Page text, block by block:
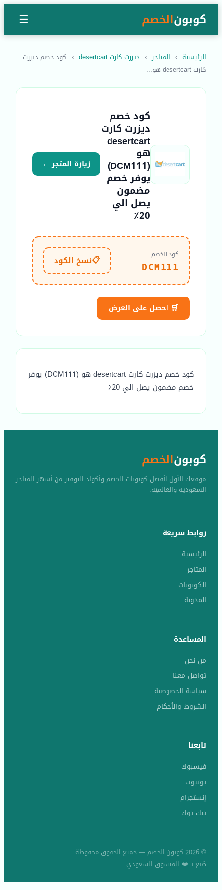
كوبونالخصم ☰
الرئيسية › المتاجر › ديزرت كارت desertcart › كود خصم ديزرت
كارت desertcart هو...
كود خصم
ديزرت كارت
desertcart
هو
(DCM111)
يوفر خصم
مضمون
يصل الي
20٪
زيارة المتجر ←
كود الخصم
DCM111
📋نسخ الكود
🛒 احصل على العرض
كود خصم ديزرت كارت desertcart هو (DCM111) يوفر
خصم مضمون يصل الي 20٪
كوبونالخصم
موقعك الأول لأفضل كوبونات الخصم وأكواد التوفير من أشهر المتاجر
السعودية والعالمية.
روابط سريعة
الرئيسية
المتاجر
الكوبونات
المدونة
المساعدة
من نحن
تواصل معنا
سياسة الخصوصية
الشروط والأحكام
تابعنا
فيسبوك
يوتيوب
إنستجرام
تيك توك
© 2026 كوبون الخصم — جميع الحقوق محفوظة
صُنع بـ ❤️ للمتسوق السعودي